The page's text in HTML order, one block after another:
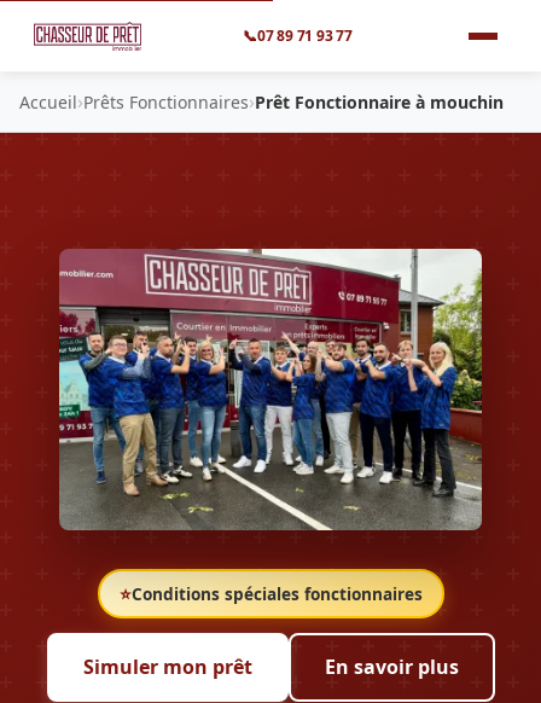
📞07 89 71 93 77
Accueil›Prêts Fonctionnaires›Prêt Fonctionnaire à mouchin
⭐Conditions spéciales fonctionnaires
Simuler mon prêt En savoir plus